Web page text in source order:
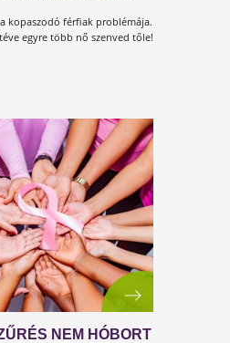
SOK A STRESSZ?